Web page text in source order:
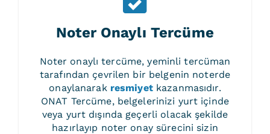
Noter Onaylı Tercüme
Noter onaylı tercüme, yeminli tercüman
tarafından çevrilen bir belgenin noterde
onaylanarak resmiyetkazanmasıdır.
ONAT Tercüme, belgelerinizi yurt içinde
veya yurt dışında geçerli olacak şekilde
hazırlayıp noter onay sürecini sizin